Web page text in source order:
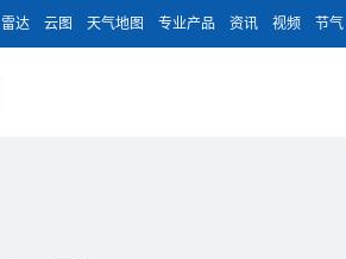
雷达 云图 天气地图 专业产品 资讯 视频 节气